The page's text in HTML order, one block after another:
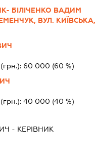
БІЛІЧЕНКО ВАДИМ
ВУЛ. КИЇВСЬКА,
60 000 (60 %)
40 000 (40 %)
- КЕРІВНИК